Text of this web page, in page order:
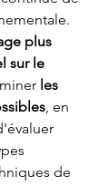
plus
sur le
les
, en
de